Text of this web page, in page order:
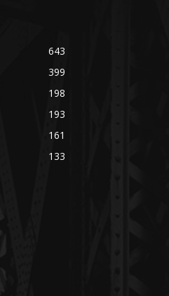
643
399
198
193
161
133